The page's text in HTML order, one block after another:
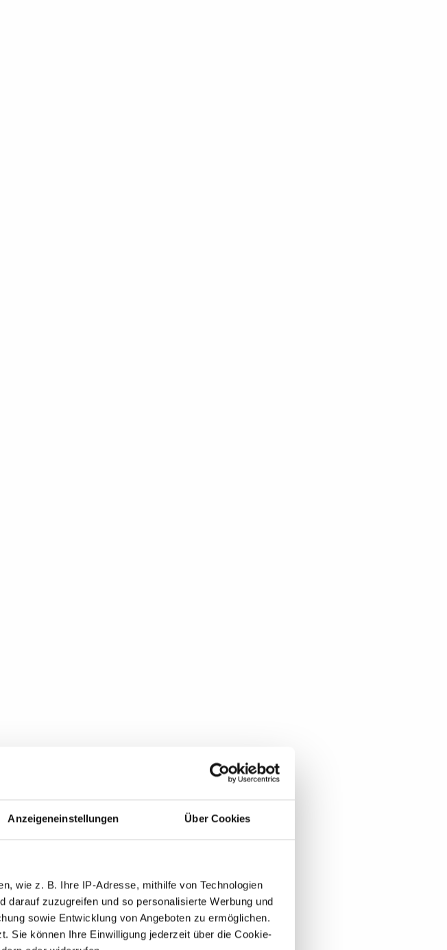
Anzeigeneinstellungen Über Cookies
wie z. B. Ihre IP-Adresse, mithilfe von Technologien
zuzugreifen und so personalisierte Werbung und
sowie Entwicklung von Angeboten zu ermöglichen.
Sie können Ihre Einwilligung jederzeit über die Cookie-